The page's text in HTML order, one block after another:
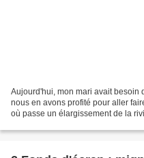
Aujourd'hui, mon mari avait besoin
nous en avons profité pour aller
où passe un élargissement de la